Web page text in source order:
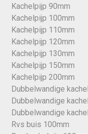
Kachelpijp 90mm
Kachelpijp 100mm
Kachelpijp 110mm
Kachelpijp 120mm
Kachelpijp 130mm
Kachelpijp 150mm
Kachelpijp 200mm
Dubbelwandige
Dubbelwandige
Dubbelwandige
Rvs buis 100mm